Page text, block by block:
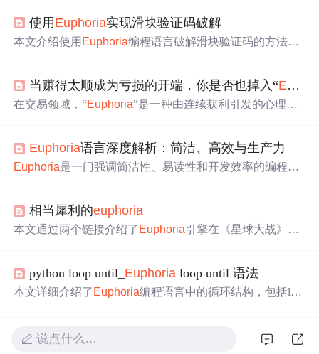
使用 Euphoria实现滑块验证码破解
本文介绍使用 Euphoria编程语言破解滑块验证码的方法。
将各步骤整合为完整程序，实现滑块验证码的破解。
当赚得太顺成为亏损的开端，你是否也掉入“Eupho
在交易领域，“Euphoria”是一种由连续获利引发的心理陷
接受不确定性管理，还可通过实战锤炼交易心理。
Euphoria语言深度解析：简洁、高效与生产力
Euphoria是一门强调简洁性、易读性和开发效率的编程语
的应用。Euphoria支持动态类型和解释执行，同时具备将
代码翻译为C的能力，兼顾开发速度与运行性能。适用于
相当犀利的euphoria
本文通过两个链接介绍了 Euphoria引擎在《星球大战》中
python loop until_ Euphoria loop until 语法
本文详细介绍了 Euphoria编程语言中的循环结构，包括loo
说点什么…